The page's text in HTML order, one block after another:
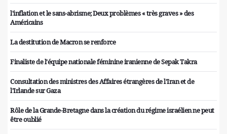
l'inflation et le sans-abrisme; Deux problèmes « très graves » des
Américains
La destitution de Macron se renforce
Finaliste de l'équipe nationale féminine iranienne de Sepak Takra
Consultation des ministres des Affaires étrangères de l'Iran et de
l'Irlande sur Gaza
Rôle de la Grande-Bretagne dans la création du régime israélien ne peut
être oublié